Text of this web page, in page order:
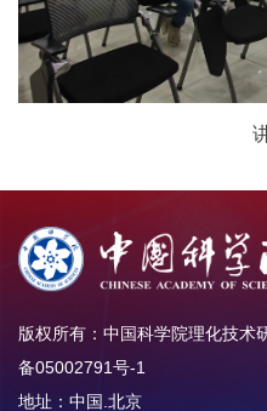
版权所有：中国科学院理化技术
备05002791号-1
地址：中国.北京